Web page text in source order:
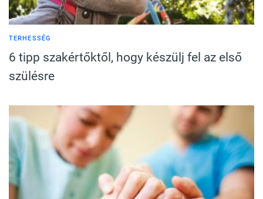
TERHESSÉG
6 tipp szakértőktől, hogy készülj fel az első
szülésre